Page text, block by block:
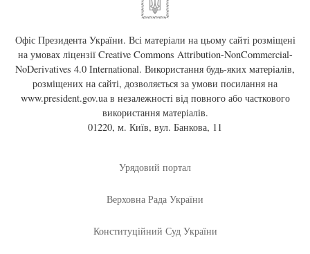
Офіс Президента України. Всі матеріали на цьому сайті розміщені
на умовах ліцензії Creative Commons Attribution-NonCommercial-
NoDerivatives 4.0 International. Використання будь-яких матеріалів,
розміщених на сайті, дозволяється за умови посилання на
www.president.gov.uaв незалежності від повного або часткового
використання матеріалів.
01220, м. Київ, вул. Банкова, 11
Урядовий портал
Верховна Рада України
Конституційний Суд України